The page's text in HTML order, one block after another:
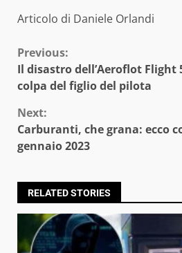
Articolo di Daniele Orlandi
Continue
Reading
Previous:
Il disastro dell’Aeroflot Flight
colpa del figlio del pilota
Next:
Carburanti, che grana: ecco
gennaio 2023
RELATED STORIES